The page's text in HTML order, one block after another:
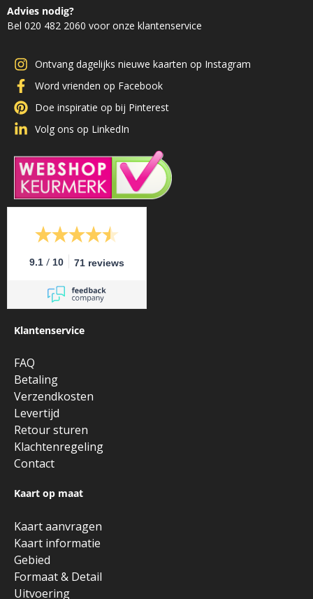
Advies nodig?
Bel 020 482 2060 voor onze klantenservice
Ontvang dagelijks nieuwe kaarten op Instagram
Word vrienden op Facebook
Doe inspiratie op bij Pinterest
Volg ons op LinkedIn
9.1 / 10 71 reviews
Klantenservice
FAQ
Betaling
Verzendkosten
Levertijd
Retour sturen
Klachtenregeling
Contact
Kaart op maat
Kaart aanvragen
Kaart informatie
Gebied
Formaat & Detail
Uitvoering